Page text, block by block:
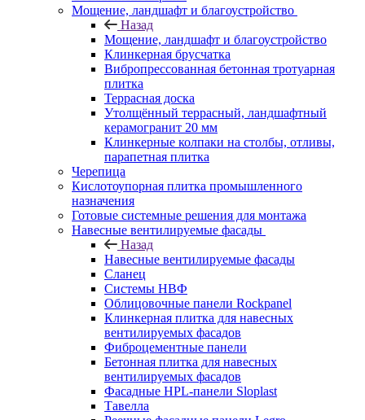
Мощение, ландшафт и благоустройство
Назад
Мощение, ландшафт и благоустройство
Клинкерная брусчатка
Вибропрессованная бетонная тротуарная
плитка
Террасная доска
Утолщённый террасный, ландшафтный
керамогранит 20 мм
Клинкерные колпаки на столбы, отливы,
парапетная плитка
Черепица
Кислотоупорная плитка промышленного
назначения
Готовые системные решения для монтажа
Навесные вентилируемые фасады
Назад
Навесные вентилируемые фасады
Сланец
Системы НВФ
Облицовочные панели Rockpanel
Клинкерная плитка для навесных
вентилируемых фасадов
Фиброцементные панели
Бетонная плитка для навесных
вентилируемых фасадов
Фасадные HPL-панели Sloplast
Тавелла